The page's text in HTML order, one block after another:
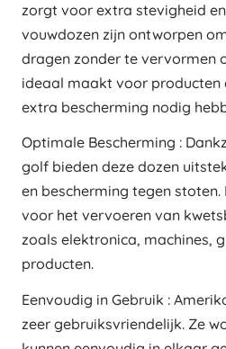
zorgt voor extra stevigheid
vouwdozen zijn ontworpen
dragen zonder te vervormen
ideaal maakt voor producten
extra bescherming nodig
Optimale Bescherming :
golf bieden deze dozen
en bescherming tegen
voor het vervoeren van
zoals elektronica, machines,
producten.
Eenvoudig in Gebruik :
zeer gebruiksvriendelijk. Ze